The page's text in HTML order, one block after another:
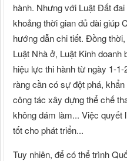
hành. Nhưng với Luật Đất
khoảng thời gian đủ dài giúp
hướng dẫn chi tiết. Đồng
Luật Nhà ở, Luật Kinh
hiệu lực thi hành từ ngày 1-
ràng cần có sự đột phá,
công tác xây dựng thể chế
không dám làm... Việc quyết
tốt cho phát triển...
Tuy nhiên, để có thể trình